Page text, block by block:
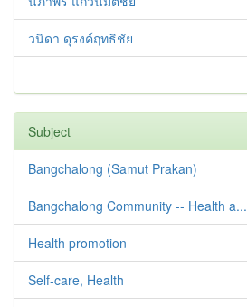
วนิดา ดุรงค์ฤทธิชัย
Subject
Bangchalong (Samut Prakan)
Bangchalong Community -- Health a...
Health promotion
Self-care, Health